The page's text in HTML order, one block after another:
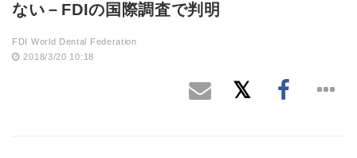
ない－FDIの国際調査で判明
FDI World Dental Federation
2018/3/20 10:18